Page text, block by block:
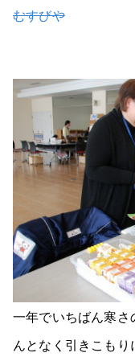
むすびや
一年でいちばん寒
んとなく引きこも